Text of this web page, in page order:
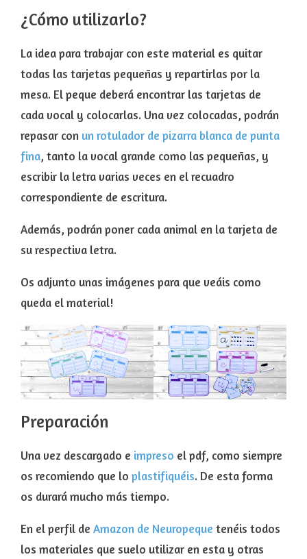
¿Cómo utilizarlo?
La idea para trabajar con este material es quitar
todas las tarjetas pequeñas y repartirlas por la
mesa. El peque deberá encontrar las tarjetas de
cada vocal y colocarlas. Una vez colocadas, podrán
repasar con un rotulador de pizarra blanca de punta
fina, tanto la vocal grande como las pequeñas, y
escribir la letra varias veces en el recuadro
correspondiente de escritura.
Además, podrán poner cada animal en la tarjeta de
su respectiva letra.
Os adjunto unas imágenes para que veáis como
queda el material!
Preparación
Una vez descargado e impreso el pdf, como siempre
os recomiendo que lo plastifiquéis. De esta forma
os durará mucho más tiempo.
En el perfil de Amazon de Neuropeque tenéis todos
los materiales que suelo utilizar en esta y otras